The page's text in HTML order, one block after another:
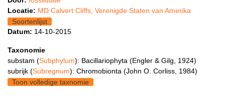
Locatie: MD Calvert Cliffs, Verenigde Staten van Amerika
Soortenlijst
Datum: 14-10-2015
Taxonomie
substam (Subphylum): Bacillariophyta (Engler & Gilg, 1924)
subrijk (Subregnum): Chromobionta (John O. Corliss, 1984)
Toon volledige taxnomie